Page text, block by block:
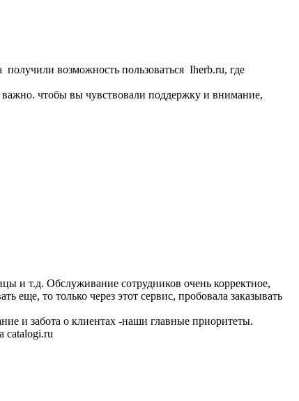
возможность пользоваться Iherb.ru, где
чтобы вы чувствовали поддержку и внимание,
и т.д. Обслуживание сотрудников очень корректное,
еще, то только через этот сервис, пробовала заказывать
и забота о клиентах -наши главные приоритеты.
catalogi.ru